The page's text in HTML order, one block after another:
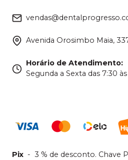
Avenida Orosimbo Maia,
Horário de Atendimento:
Segunda a Sexta das 7:30
Pix - 3 % de desconto. Chave